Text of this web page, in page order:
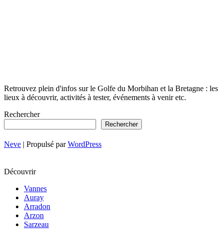
Retrouvez plein d'infos sur le Golfe du Morbihan et la Bretagne : les
lieux à découvrir, activités à tester, événements à venir etc.
Rechercher
Rechercher
Neve | Propulsé parWordPress
Découvrir
Vannes
Auray
Arradon
Arzon
Sarzeau